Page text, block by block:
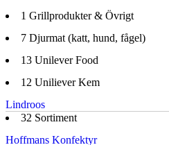
1 Grillprodukter & Övrigt
7 Djurmat (katt, hund, fågel)
13 Unilever Food
12 Uniliever Kem
Lindroos
32 Sortiment
Hoffmans Konfektyr